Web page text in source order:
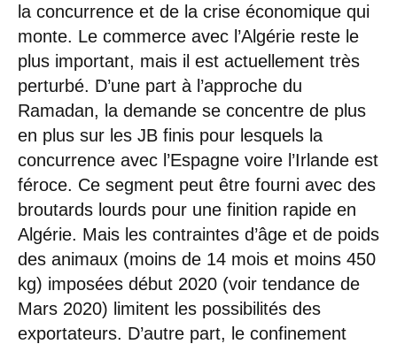
la concurrence et de la crise économique qui
monte. Le commerce avec l’Algérie reste le
plus important, mais il est actuellement très
perturbé. D’une part à l’approche du
Ramadan, la demande se concentre de plus
en plus sur les JB finis pour lesquels la
concurrence avec l’Espagne voire l’Irlande est
féroce. Ce segment peut être fourni avec des
broutards lourds pour une finition rapide en
Algérie. Mais les contraintes d’âge et de poids
des animaux (moins de 14 mois et moins 450
kg) imposées début 2020 (voir tendance de
Mars 2020) limitent les possibilités des
exportateurs. D’autre part, le confinement